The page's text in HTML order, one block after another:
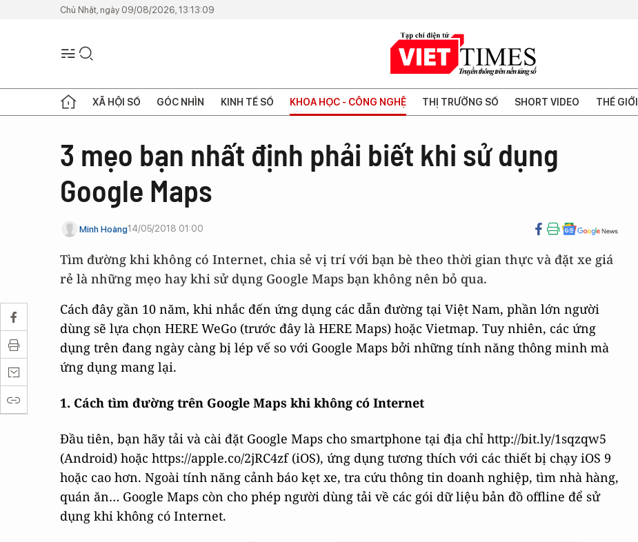
Chủ Nhật, ngày 09/08/2026, 13:13:09
XÃ HỘI SỐ GÓC NHÌN KINH TẾ SỐ KHOA HỌC - CÔNG NGHỆ THỊ TRƯỜNG SỐ SHORT VIDEO THẾ GIỚI
3 mẹo bạn nhất định phải biết khi sử dụng
Google Maps
Minh Hoàng14/05/2018 01:00
Tìm đường khi không có Internet, chia sẻ vị trí với bạn bè theo thời gian thực và đặt xe giá
rẻ là những mẹo hay khi sử dụng Google Maps bạn không nên bỏ qua.
Cách đây gần 10 năm, khi nhắc đến ứng dụng các dẫn đường tại Việt Nam, phần lớn người
dùng sẽ lựa chọn HERE WeGo (trước đây là HERE Maps) hoặc Vietmap. Tuy nhiên, các ứng
dụng trên đang ngày càng bị lép vế so với Google Maps bởi những tính năng thông minh mà
ứng dụng mang lại.
1. Cách tìm đường trên Google Maps khi không có Internet
Đầu tiên, bạn hãy tải và cài đặt Google Maps cho smartphone tại địa chỉ http://bit.ly/1sqzqw5
(Android) hoặc https://apple.co/2jRC4zf (iOS), ứng dụng tương thích với các thiết bị chạy iOS 9
hoặc cao hơn. Ngoài tính năng cảnh báo kẹt xe, tra cứu thông tin doanh nghiệp, tìm nhà hàng,
quán ăn… Google Maps còn cho phép người dùng tải về các gói dữ liệu bản đồ offline để sử
dụng khi không có Internet.